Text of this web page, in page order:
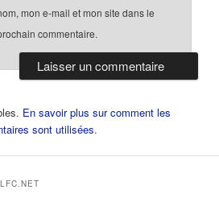
mon e-mail et mon site dans le
commentaire.
En savoir plus sur comment les
sont utilisées.